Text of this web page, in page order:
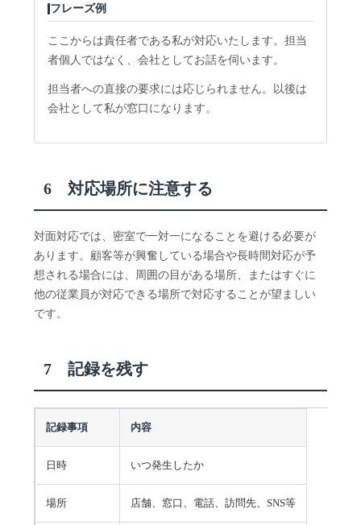
フレーズ例
ここからは責任者である私が対応いたします。担当
者個人ではなく、会社としてお話を伺います。
担当者への直接の要求には応じられません。以後は
会社として私が窓口になります。
6 対応場所に注意する
対面対応では、密室で一対一になることを避ける必要が
あります。顧客等が興奮している場合や長時間対応が予
想される場合には、周囲の目がある場所、またはすぐに
他の従業員が対応できる場所で対応することが望ましい
です。
7 記録を残す
記録事項 内容
日時 いつ発生したか
場所 店舗、窓口、電話、訪問先、SNS等